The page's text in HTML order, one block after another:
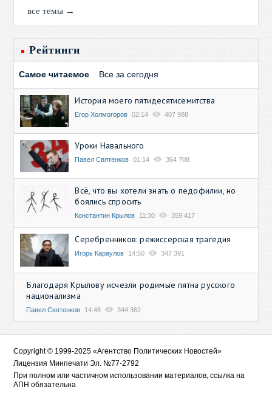
все темы →
Рейтинги
Самое читаемое Все за сегодня
История моего пятидесятисемитства
Егор Холмогоров 02:14 407 988
Уроки Навального
Павел Святенков 01:14 364 708
Всё, что вы хотели знать о педофилии, но
боялись спросить
Константин Крылов 11:30 359 417
Серебренников: режиссерская трагедия
Игорь Караулов 14:50 347 391
Благодаря Крылову исчезли родимые пятна русского
национализма
Павел Святенков 14:48 344 362
Copyright © 1999-2025 «Агентство Политических Новостей»
Лицензия Минпечати Эл. №77-2792
При полном или частичном использовании материалов, ссылка на
АПН обязательна